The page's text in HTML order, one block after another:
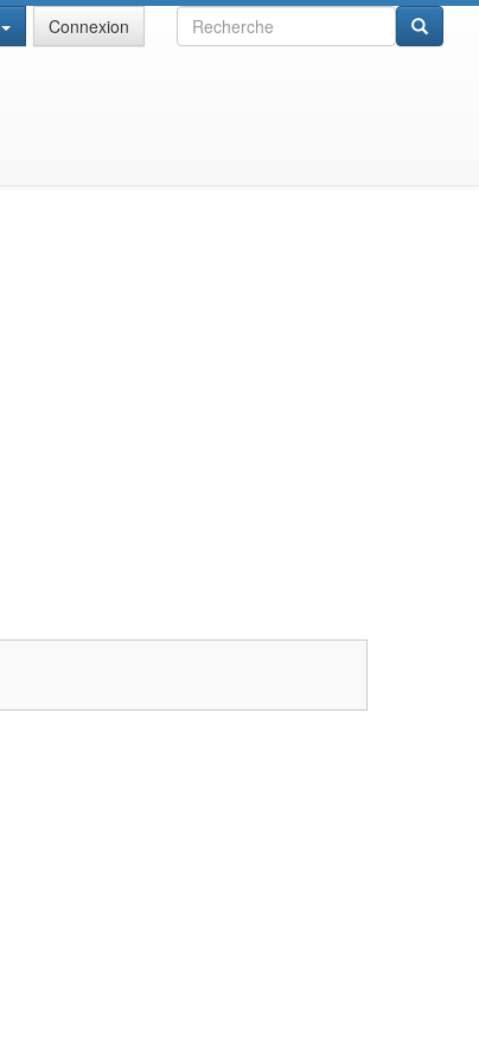
Recherche
Connexion